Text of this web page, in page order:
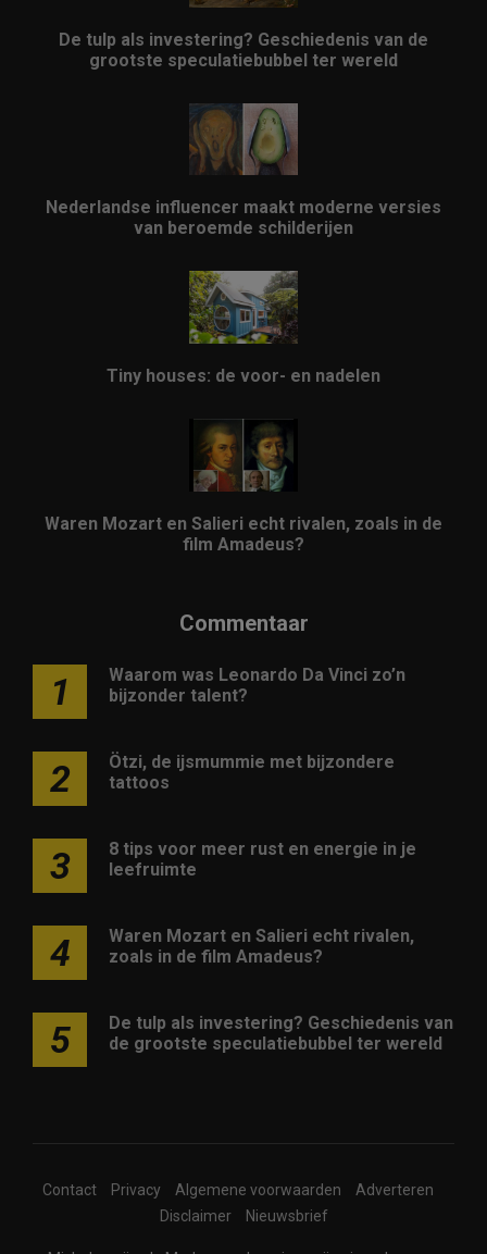
De tulp als investering? Geschiedenis van de
grootste speculatiebubbel ter wereld
Nederlandse influencer maakt moderne versies
van beroemde schilderijen
Tiny houses: de voor- en nadelen
Waren Mozart en Salieri echt rivalen, zoals in de
film Amadeus?
Commentaar
1
Waarom was Leonardo Da Vinci zo’n
bijzonder talent?
2
Ötzi, de ijsmummie met bijzondere
tattoos
3
8 tips voor meer rust en energie in je
leefruimte
4
Waren Mozart en Salieri echt rivalen,
zoals in de film Amadeus?
5
De tulp als investering? Geschiedenis van
de grootste speculatiebubbel ter wereld
Contact Privacy Algemene voorwaarden
Adverteren
Disclaimer
Nieuwsbrief